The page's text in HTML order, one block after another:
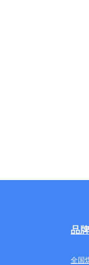
品
全国